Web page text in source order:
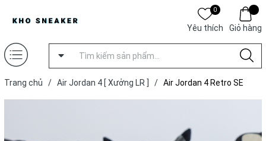
0
Yêu thích Giỏ hàng
Trang chủ / Air Jordan 4 [ Xưởng LR ] / Air Jordan 4 Retro SE